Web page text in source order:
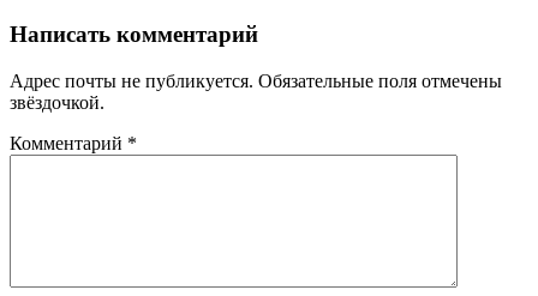
Написать комментарий
Адрес почты не публикуется. Обязательные поля отмечены
звёздочкой.
Комментарий *